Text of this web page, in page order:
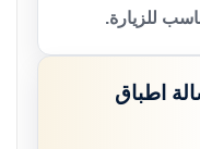
للزيارة.
اطباق